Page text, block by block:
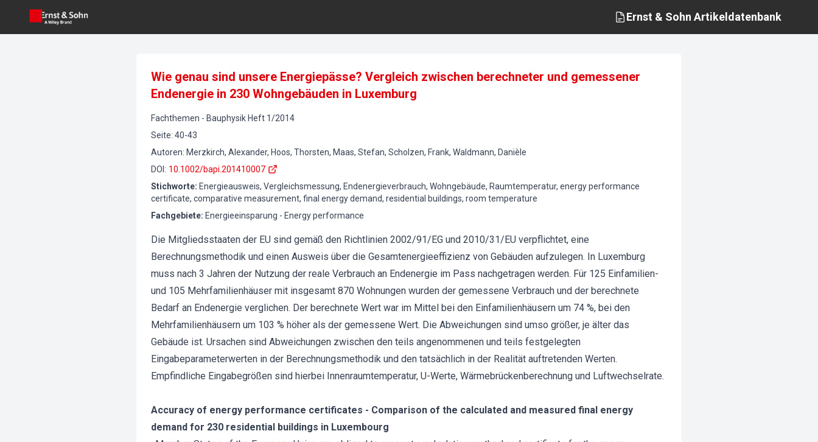
Ernst & Sohn Artikeldatenbank
Wie genau sind unsere Energiepässe? Vergleich zwischen berechneter und gemessener
Endenergie in 230 Wohngebäuden in Luxemburg
Fachthemen - Bauphysik Heft 1/2014
Seite: 40-43
Autoren: Merzkirch, Alexander, Hoos, Thorsten, Maas, Stefan, Scholzen, Frank, Waldmann, Danièle
DOI : 10.1002/bapi.201410007
Stichworte: Energieausweis, Vergleichsmessung, Endenergieverbrauch, Wohngebäude, Raumtemperatur, energy performance
certificate, comparative measurement, final energy demand, residential buildings, room temperature
Fachgebiete: Energieeinsparung - Energy performance
Die Mitgliedsstaaten der EU sind gemäß den Richtlinien 2002/91/EG und 2010/31/EU verpflichtet, eine
Berechnungsmethodik und einen Ausweis über die Gesamtenergieeffizienz von Gebäuden aufzulegen. In Luxemburg
muss nach 3 Jahren der Nutzung der reale Verbrauch an Endenergie im Pass nachgetragen werden. Für 125 Einfamilien-
und 105 Mehrfamilienhäuser mit insgesamt 870 Wohnungen wurden der gemessene Verbrauch und der berechnete
Bedarf an Endenergie verglichen. Der berechnete Wert war im Mittel bei den Einfamilienhäusern um 74 %, bei den
Mehrfamilienhäusern um 103 % höher als der gemessene Wert. Die Abweichungen sind umso größer, je älter das
Gebäude ist. Ursachen sind Abweichungen zwischen den teils angenommenen und teils festgelegten
Eingabeparameterwerten in der Berechnungsmethodik und den tatsächlich in der Realität auftretenden Werten.
Empfindliche Eingabegrößen sind hierbei Innenraumtemperatur, U-Werte, Wärmebrückenberechnung und Luftwechselrate.
Accuracy of energy performance certificates - Comparison of the calculated and measured final energy
demand for 230 residential buildings in Luxembourg